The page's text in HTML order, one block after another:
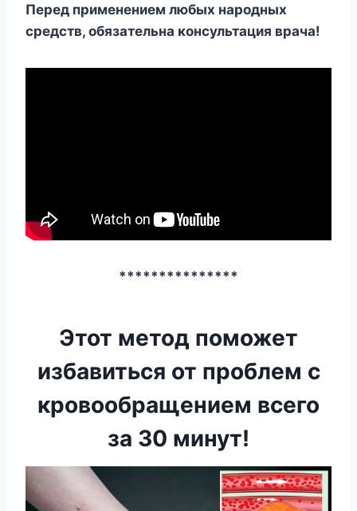
Перед применением любых народных
средств, обязательна консультация врача!
***************
Этот метод поможет
избавиться от проблем с
кровообращением всего
за 30 минут!